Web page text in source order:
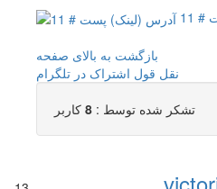
11
بازگشت به بالای صفحه
نقل قول اشتراک در تلگرام
تشکر شده توسط : 8 کاربر